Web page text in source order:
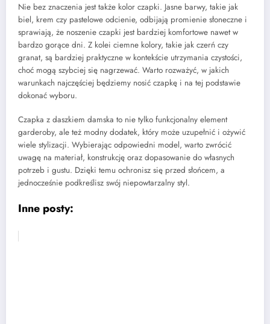
Nie bez znaczenia jest także kolor czapki. Jasne barwy, takie jak
biel, krem czy pastelowe odcienie, odbijają promienie słoneczne i
sprawiają, że noszenie czapki jest bardziej komfortowe nawet w
bardzo gorące dni. Z kolei ciemne kolory, takie jak czerń czy
granat, są bardziej praktyczne w kontekście utrzymania czystości,
choć mogą szybciej się nagrzewać. Warto rozważyć, w jakich
warunkach najczęściej będziemy nosić czapkę i na tej podstawie
dokonać wyboru.
Czapka z daszkiem damska to nie tylko funkcjonalny element
garderoby, ale też modny dodatek, który może uzupełnić i ożywić
wiele stylizacji. Wybierając odpowiedni model, warto zwrócić
uwagę na materiał, konstrukcję oraz dopasowanie do własnych
potrzeb i gustu. Dzięki temu ochronisz się przed słońcem, a
jednocześnie podkreślisz swój niepowtarzalny styl.
Inne posty: